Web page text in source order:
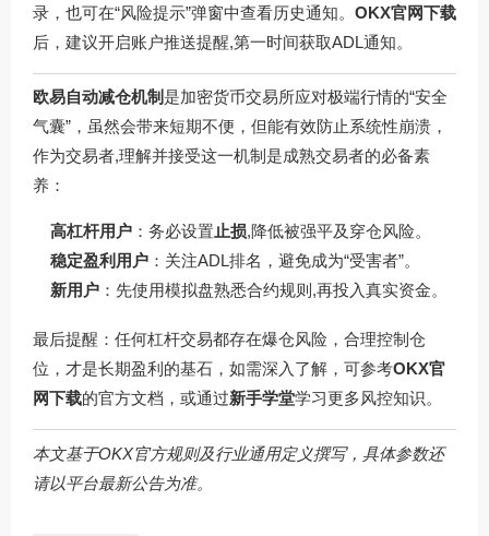
录，也可在“风险提示”弹窗中查看历史通知。 OKX官网下载
后，建议开启账户推送提醒,第一时间获取ADL通知。
欧易自动减仓机制 是加密货币交易所应对极端行情的“安全
气囊”，虽然会带来短期不便，但能有效防止系统性崩溃，
作为交易者,理解并接受这一机制是成熟交易者的必备素
养：
高杠杆用户 ：务必设置 止损,降低被强平及穿仓风险。
稳定盈利用户 ：关注ADL排名，避免成为“受害者”。
新用户 ：先使用模拟盘熟悉合约规则,再投入真实资金。
最后提醒：任何杠杆交易都存在爆仓风险，合理控制仓
位，才是长期盈利的基石，如需深入了解，可参考OKX官
网下载的官方文档，或通过新手学堂学习更多风控知识。
本文基于OKX官方规则及行业通用定义撰写，具体参数还
请以平台最新公告为准。